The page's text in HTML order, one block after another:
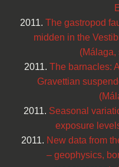
2011. The gastropod
midden in the
(Málaga,
2011. The barnacles:
Gravettian
2011. Seasonal
exposure
2011. New data from
– geophysics,